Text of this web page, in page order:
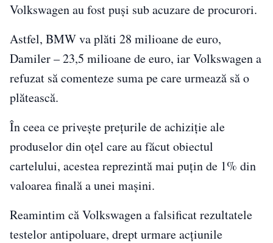
Volkswagen au fost puși sub acuzare de procurori.
Astfel, BMW va plăti 28 milioane de euro,
Damiler – 23,5 milioane de euro, iar Volkswagen a
refuzat să comenteze suma pe care urmează să o
plătească.
În ceea ce privește preţurile de achiziţie ale
produselor din oţel care au făcut obiectul
cartelului, acestea reprezintă mai puţin de 1% din
valoarea finală a unei mașini.
Reamintim că Volkswagen a falsificat rezultatele
testelor antipoluare, drept urmare acţiunile